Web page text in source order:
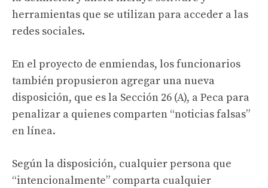
herramientas que se utilizan para acceder a las
redes sociales.
En el proyecto de enmiendas, los funcionarios
también propusieron agregar una nueva
disposición, que es la Sección 26 (A), a Peca para
penalizar a quienes comparten “noticias falsas”
en línea.
Según la disposición, cualquier persona que
“intencionalmente” comparta cualquier